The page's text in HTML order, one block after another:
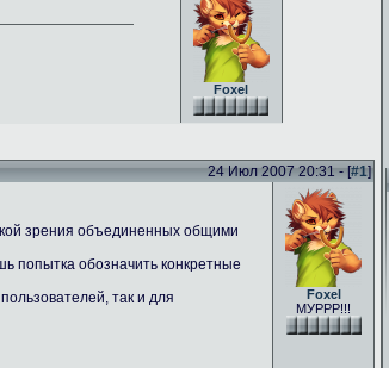
Foxel
24 Июл 2007 20:31 - [#1]
зрения объединенных общими
попытка обозначить конкретные
так и для
Foxel
МУРРР!!!